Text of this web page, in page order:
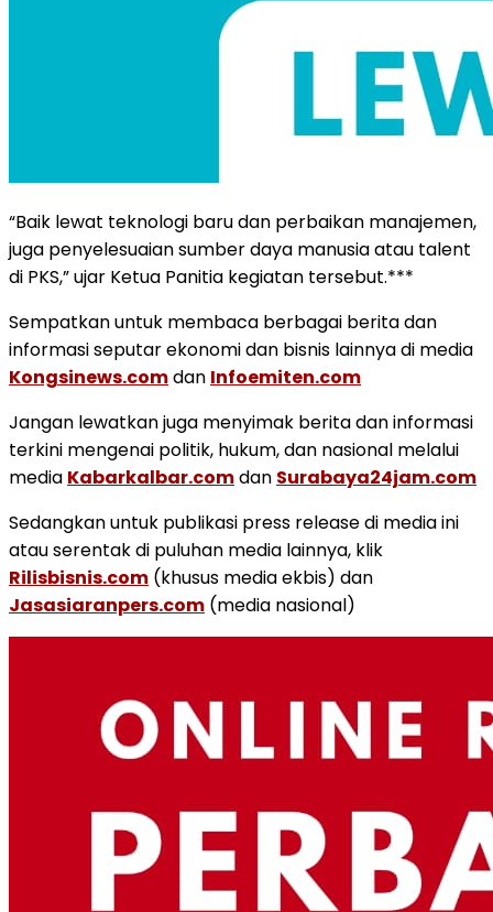
“Baik lewat teknologi baru dan perbaikan manajemen,
juga penyelesuaian sumber daya manusia atau talent
di PKS,” ujar Ketua Panitia kegiatan tersebut.***
Sempatkan untuk membaca berbagai berita dan
informasi seputar ekonomi dan bisnis lainnya di media
Kongsinews.comdan Infoemiten.com
Jangan lewatkan juga menyimak berita dan informasi
terkini mengenai politik, hukum, dan nasional melalui
media Kabarkalbar.comdan Surabaya24jam.com
Sedangkan untuk publikasi press release di media ini
atau serentak di puluhan media lainnya, klik
Rilisbisnis.com (khusus media ekbis) dan
Jasasiaranpers.com (media nasional)